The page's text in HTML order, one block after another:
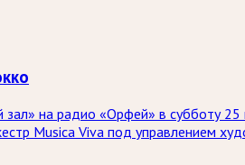
на радио «Орфей» в субботу
Musica Viva под управлением